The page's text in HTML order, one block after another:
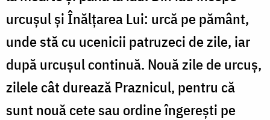
urcușul și Înălțarea Lui: urcă pe pământ,
unde stă cu ucenicii patruzeci de zile, iar
după urcușul continuă. Nouă zile de urcuș,
zilele cât durează Praznicul, pentru că
sunt nouă cete sau ordine îngerești pe